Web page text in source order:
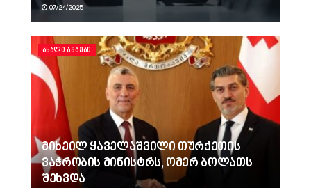
07/24/2025
ᲐᲮᲐᲚᲘ ᲐᲛᲑᲔᲑᲘ
მიხეილ ყაველაშვილი თურქეთის
ვაჭრობის მინისტრს, ომერ ბოლათს
შეხვდა